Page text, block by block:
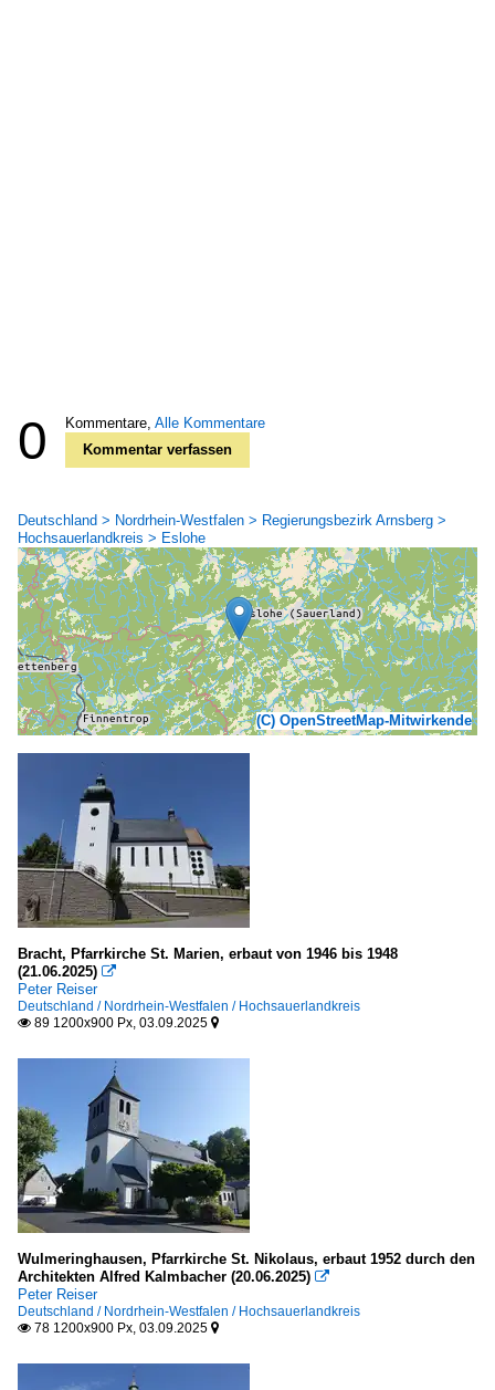
0 Kommentare, Alle Kommentare
Kommentar verfassen
Deutschland > Nordrhein-Westfalen > Regierungsbezirk Arnsberg >
Hochsauerlandkreis > Eslohe
(C) OpenStreetMap-Mitwirkende
Bracht, Pfarrkirche St. Marien, erbaut von 1946 bis 1948
(21.06.2025) 
Peter Reiser
Deutschland / Nordrhein-Westfalen / Hochsauerlandkreis
 89 1200x900 Px, 03.09.2025 
Wulmeringhausen, Pfarrkirche St. Nikolaus, erbaut 1952 durch den
Architekten Alfred Kalmbacher (20.06.2025) 
Peter Reiser
Deutschland / Nordrhein-Westfalen / Hochsauerlandkreis
 78 1200x900 Px, 03.09.2025 